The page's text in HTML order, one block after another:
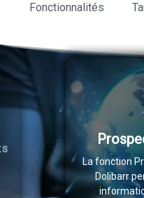
Fonctionnalités
La fonction
Dolibarr
informations